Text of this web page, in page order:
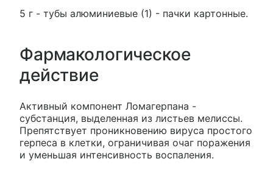
5 г - тубы алюминиевые (1) - пачки картонные.
Фармакологическое
действие
Активный компонент Ломагерпана -
субстанция, выделенная из листьев мелиссы.
Препятствует проникновению вируса простого
герпеса в клетки, ограничивая очаг поражения
и уменьшая интенсивность воспаления.